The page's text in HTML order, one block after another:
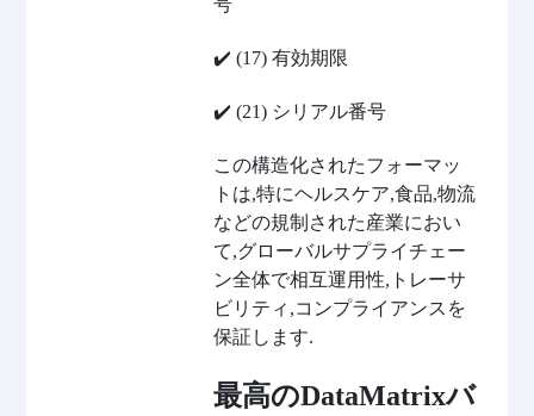
✔️ (17) 有効期限
✔️ (21) シリアル番号
この構造化されたフォーマッ
トは,特にヘルスケア,食品,物流
などの規制された産業におい
て,グローバルサプライチェー
ン全体で相互運用性,トレーサ
ビリティ,コンプライアンスを
保証します.
最高のDataMatrixバ